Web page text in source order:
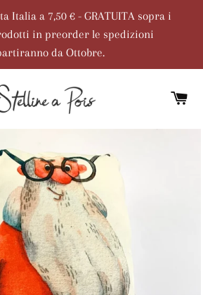
Italia a 7,50 € - GRATUITA sopra i
in preorder le spedizioni
da Ottobre.
SITO